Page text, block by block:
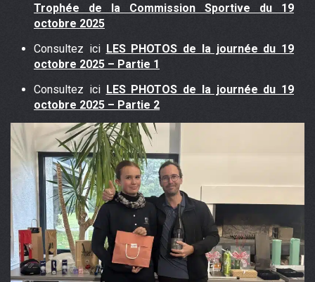
Trophée de la Commission Sportive du 19
octobre 2025
Consultez ici LES PHOTOS de la journée du 19
octobre 2025 – Partie 1
Consultez ici LES PHOTOS de la journée du 19
octobre 2025 – Partie 2